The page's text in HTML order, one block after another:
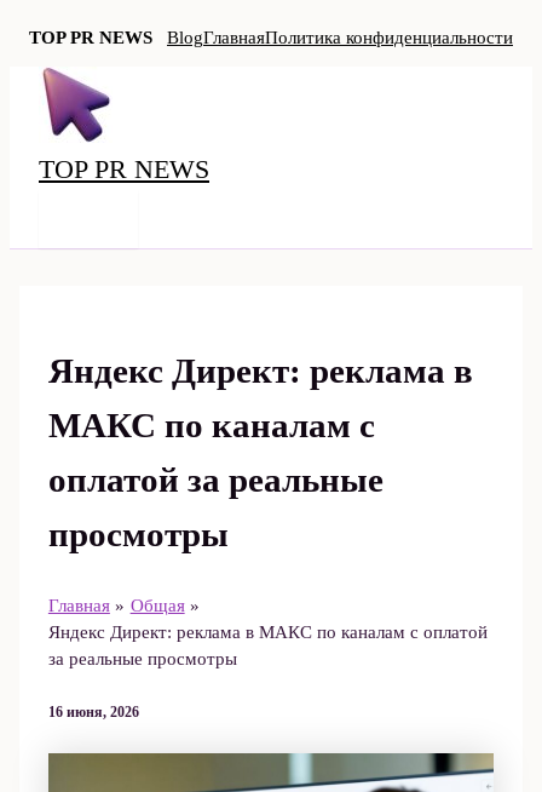
TOP PR NEWS BlogГлавнаяПолитика конфиденциальности
Перейти
содержимому
TOP PR NEWS
Яндекс Директ: реклама в
МАКС по каналам с
оплатой за реальные
просмотры
Главная
Общая
Яндекс Директ: реклама в МАКС по каналам с оплатой
за реальные просмотры
16 июня, 2026